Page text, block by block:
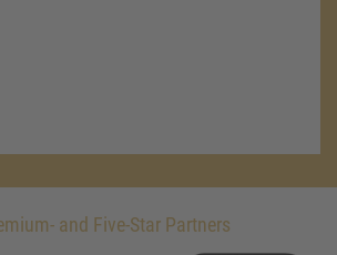
and Five-Star Partners